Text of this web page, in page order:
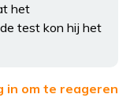
het
test kon hij het
in om te reageren